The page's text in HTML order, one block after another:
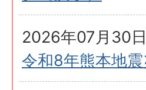
2026年07月30日
令和8年熊本地